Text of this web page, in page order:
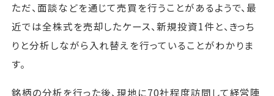
ただ、面談などを通じて売買を行うことがあるようで、最
近では全株式を売却したケース、新規投資1件と、きっち
りと分析しながら入れ替えを行っていることがわかりま
す。
銘柄の分析を行った後、現地に70社程度訪問して経営陣